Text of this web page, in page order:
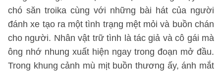
chó săn troika cùng với những bài hát của người
đánh xe tạo ra một tình trạng mệt mỏi và buồn chán
cho người. Nhân vật trữ tình là tác giả và cô gái mà
ông nhớ nhung xuất hiện ngay trong đoạn mở đầu.
Trong khung cảnh mù mịt buồn thương ấy, ánh mắt